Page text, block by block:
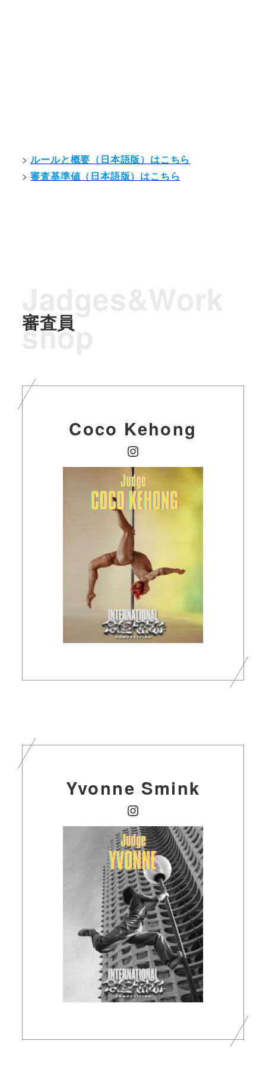
>ルールと概要（日本語版）はこちら
>審査基準値（日本語版）はこちら
shop
審査員
Coco Kehong
Instagram
Yvonne Smink
Instagram